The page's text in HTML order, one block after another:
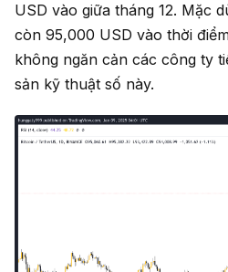
USD vào giữa tháng 12. Mặc
còn 95,000 USD vào thời
không ngăn cản các công ty
sản kỹ thuật số này.